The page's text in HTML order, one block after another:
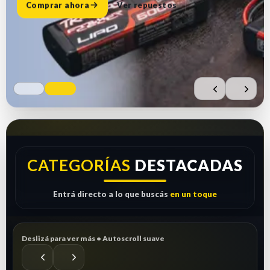
Comprar ahora Ver repuestos
CATEGORÍAS DESTACADAS
Entrá directo a lo que buscás en un toque
Deslizá para ver más • Autoscroll suave